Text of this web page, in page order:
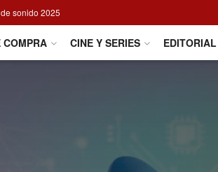
sonido 2025
COMPRA CINE Y SERIES EDITORIAL